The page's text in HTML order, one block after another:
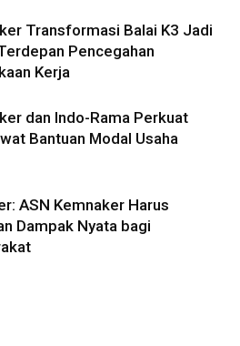
Transformasi Balai K3 Jadi
Pencegahan
Kerja
dan Indo-Rama Perkuat
Bantuan Modal Usaha
ASN Kemnaker Harus
Dampak Nyata bagi